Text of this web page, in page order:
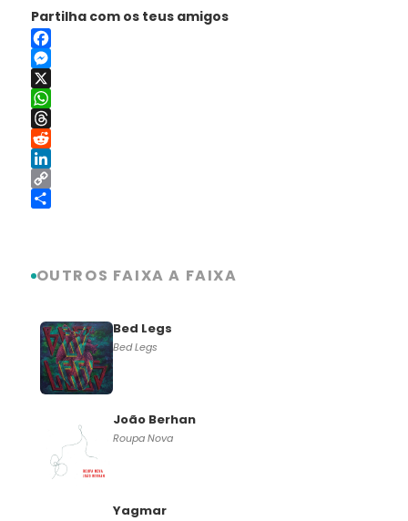
Partilha com os teus amigos
Facebook
Messenger
X
WhatsApp
Threads
Reddit
LinkedIn
Copy
OUTROS FAIXA A FAIXA
Bed Legs
Bed Legs
João Berhan
Roupa Nova
Yagmar